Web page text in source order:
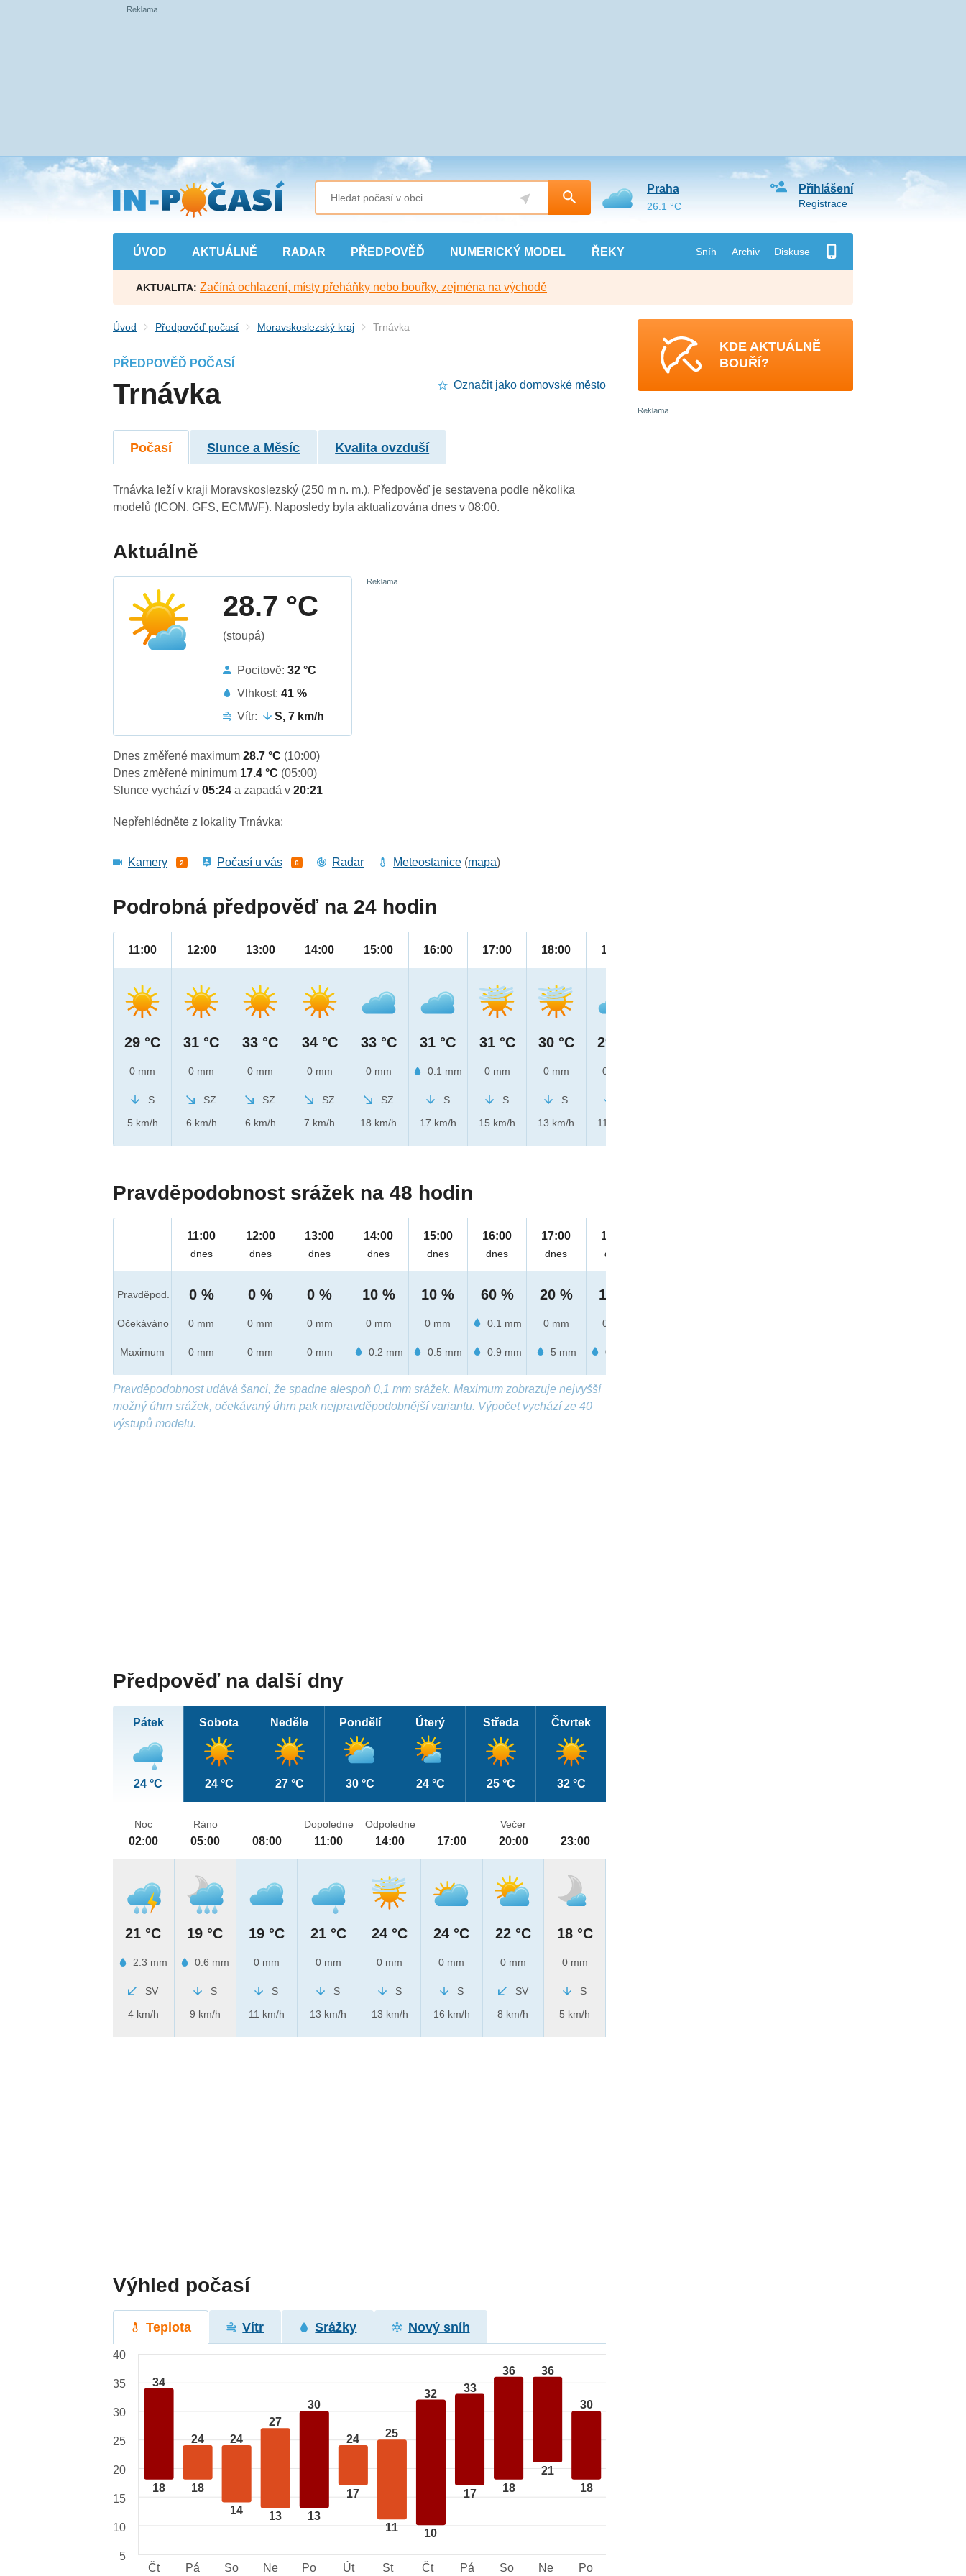
Přejít
na
hlavní
obsah
ÚVOD AKTUÁLNĚ RADAR PŘEDPOVĚĎ NUMERICKÝ MODEL ŘEKY Sníh Archiv Diskuse
Přihlášení
Registrace
Praha
26.1 °C
AKTUALITA: Začíná ochlazení, místy přeháňky nebo bouřky, zejména na východě
Úvod Předpověď počasí Moravskoslezský kraj Trnávka
PŘEDPOVĚĎ POČASÍ
Trnávka Označit jako domovské město
Počasí Slunce a Měsíc Kvalita ovzduší
Trnávka leží v kraji Moravskoslezský (250 m n. m.). Předpověď je sestavena podle několika
modelů (ICON, GFS, ECMWF). Naposledy byla aktualizována dnes v 08:00.
Aktuálně
28.7 °C
(stoupá)
Pocitově:32 °C
Vlhkost:41 %
Vítr:
S, 7 km/h
Dnes změřené maximum28.7 °C (10:00)
Dnes změřené minimum 17.4 °C (05:00)
Slunce vychází v05:24a zapadá v20:21
Nepřehlédněte z lokality Trnávka:
Kamery 2 Počasí u vás 6 Radar Meteostanice (mapa)
Podrobná předpověď na 24 hodin
11:00
29 °C
0 mm
S
5 km/h
12:00
31 °C
0 mm
SZ
6 km/h
13:00
33 °C
0 mm
SZ
6 km/h
14:00
34 °C
0 mm
SZ
7 km/h
15:00
33 °C
0 mm
SZ
18 km/h
16:00
31 °C
0.1 mm
S
17 km/h
17:00
31 °C
0 mm
S
15 km/h
18:00
30 °C
0 mm
S
13 km/h
19:00
29 °C
0 mm
11 km/h
Pravděpodobnost srážek na 48 hodin
Pravděpod.
Očekáváno
Maximum
11:00
dnes
0 %
0 mm
0 mm
12:00
dnes
0 %
0 mm
0 mm
13:00
dnes
0 %
0 mm
0 mm
14:00
dnes
10 %
0 mm
0.2 mm
15:00
dnes
10 %
0 mm
0.5 mm
16:00
dnes
60 %
0.1 mm
0.9 mm
17:00
dnes
20 %
0 mm
5 mm
18:00
dnes
10 %
0 mm
0.2 mm
Pravděpodobnost udává šanci, že spadne alespoň 0,1 mm srážek. Maximum zobrazuje nejvyšší
možný úhrn srážek, očekávaný úhrn pak nejpravděpodobnější variantu. Výpočet vychází ze 40
výstupů modelu.
Předpověď na další dny
Pátek
24 °C
Sobota
24 °C
Neděle
27 °C
Pondělí
30 °C
Úterý
24 °C
Středa
25 °C
Čtvrtek
32 °C
Noc
02:00
21 °C
2.3 mm
SV
4 km/h
Ráno
05:00
19 °C
0.6 mm
S
9 km/h
08:00
19 °C
0 mm
S
11 km/h
Dopoledne
11:00
21 °C
0 mm
S
13 km/h
Odpoledne
14:00
24 °C
0 mm
S
13 km/h
17:00
24 °C
0 mm
S
16 km/h
Večer
20:00
22 °C
0 mm
SV
8 km/h
23:00
18 °C
0 mm
S
5 km/h
Výhled počasí
Teplota Vítr Srážky Nový sníh
34
18
24
18
24
14
27
13
30
13
24
17
25
11
32
10
33
17
36
18
36
21
30
18
40
35
30
25
20
15
10
5
Čt
Pá So Ne Po Út St Čt Pá So Ne Po
KDE AKTUÁLNĚ
BOUŘÍ?